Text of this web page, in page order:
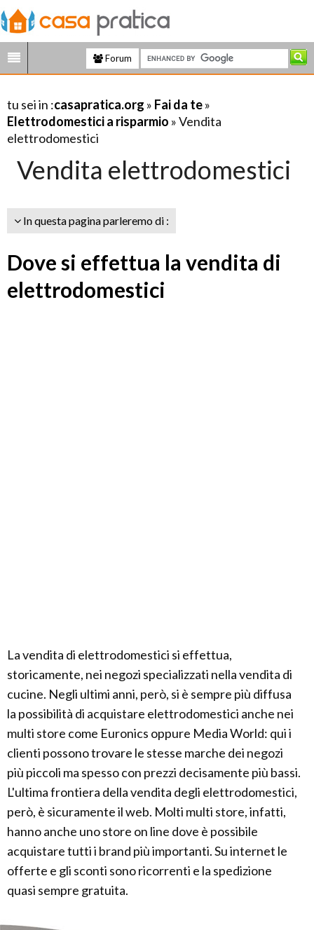
Forum
tu sei in :casapratica.org » Fai da te»
Elettrodomestici a risparmio » Vendita
elettrodomestici
Vendita elettrodomestici
In questa pagina parleremo di :
Dove si effettua la vendita di
elettrodomestici
La vendita di elettrodomestici si effettua,
storicamente, nei negozi specializzati nella vendita di
cucine. Negli ultimi anni, però, si è sempre più diffusa
la possibilità di acquistare elettrodomestici anche nei
multi store come Euronics oppure Media World: qui i
clienti possono trovare le stesse marche dei negozi
più piccoli ma spesso con prezzi decisamente più bassi.
L'ultima frontiera della vendita degli elettrodomestici,
però, è sicuramente il web. Molti multi store, infatti,
hanno anche uno store on line dove è possibile
acquistare tutti i brand più importanti. Su internet le
offerte e gli sconti sono ricorrenti e la spedizione
quasi sempre gratuita.